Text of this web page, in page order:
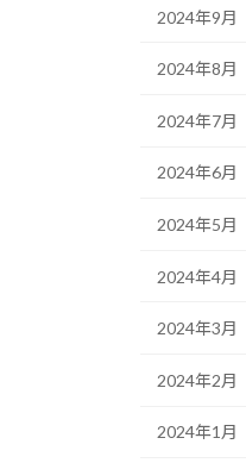
2024年9月
2024年8月
2024年7月
2024年6月
2024年5月
2024年4月
2024年3月
2024年2月
2024年1月